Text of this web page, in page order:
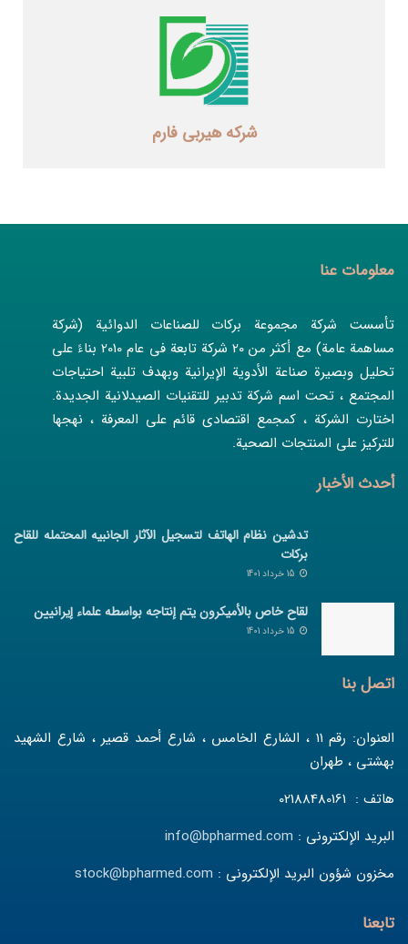
شرکه هیربی فارم
معلومات عنا
تأسست شركة مجموعة بركات للصناعات الدوائية (شركة
مساهمة عامة) مع أكثر من 20 شركة تابعة في عام 2010 بناءً على
تحليل وبصيرة صناعة الأدوية الإيرانية وبهدف تلبية احتياجات
المجتمع ، تحت اسم شركة تدبير للتقنيات الصيدلانية الجديدة.
اختارت الشركة ، كمجمع اقتصادي قائم على المعرفة ، نهجها
للتركيز على المنتجات الصحية.
أحدث الأخبار
تدشین نظام الهاتف لتسجیل الآثار الجانبیه المحتمله للقاح
برکات
لقاح خاص بالأمیکرون یتم إنتاجه بواسطه علماء إیرانیین
اتصل بنا
العنوان: رقم 11 ، الشارع الخامس ، شارع أحمد قصير ، شارع الشهيد
بهشتي ، طهران
هاتف : 02188480161
البريد الإلكتروني : info@bpharmed.com
مخزون شؤون البريد الإلكتروني : stock@bpharmed.com
تابعنا